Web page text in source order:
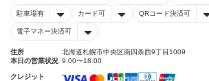
駐車場有 カード可 QRコード決済可
電子マネー決済可
住所
北海道札幌市中央区南四条西9丁目1009
本日の営業状況 9:00〜18:00
クレジット